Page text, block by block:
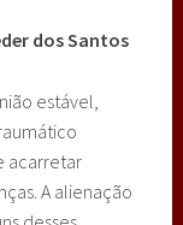
dos Santos
estável,
acarretar
A alienação